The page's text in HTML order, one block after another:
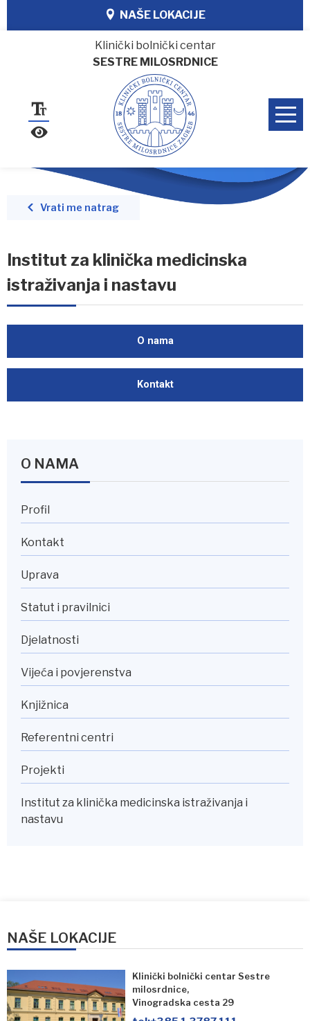
NAŠE LOKACIJE
Klinički bolnički centar
SESTRE MILOSRDNICE
Vrati me natrag
Institut za klinička medicinska
istraživanja i nastavu
O nama
Kontakt
O NAMA
Profil
Kontakt
Uprava
Statut i pravilnici
Djelatnosti
Vijeća i povjerenstva
Knjižnica
Referentni centri
Projekti
Institut za klinička medicinska istraživanja i
nastavu
NAŠE LOKACIJE
Klinički bolnički centar Sestre
milosrdnice,
Vinogradska cesta 29